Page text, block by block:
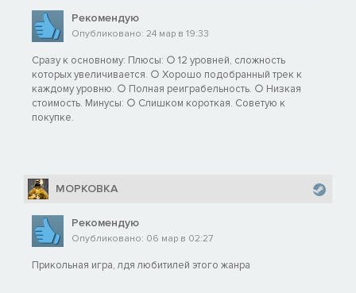
Рекомендую
Опубликовано: 24 мар в 19:33
Сразу к основному: Плюсы: ○ 12 уровней, сложность
которых увеличивается. ○ Хорошо подобранный трек к
каждому уровню. ○ Полная реиграбельность. ○ Низкая
стоимость. Минусы: ○ Слишком короткая. Советую к
покупке.
MOPKOBKA
Рекомендую
Опубликовано: 06 мар в 02:27
Прикольная игра, лдя любитилей этого жанра